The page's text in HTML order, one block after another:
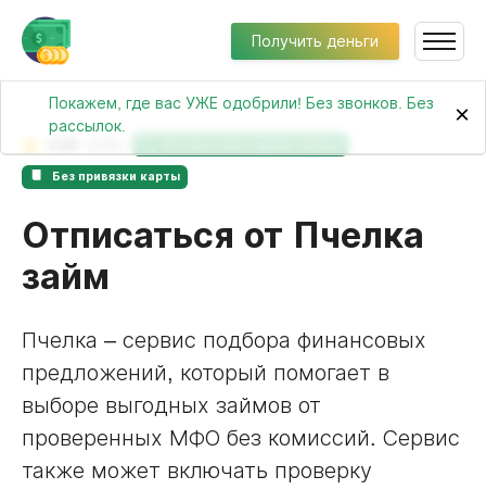
Покажем, где вас УЖЕ одобрили! Без звонков. Без
рассылок.
×
Получить деньги
Без привязки карты
Отписаться от Пчелка
займ
Пчелка – сервис подбора финансовых
предложений, который помогает в
выборе выгодных займов от
проверенных МФО без комиссий. Сервис
также может включать проверку